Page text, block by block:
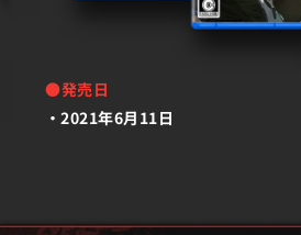
●発売日
2021年6月11日